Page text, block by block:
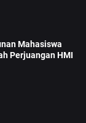
Mahasiswa
Perjuangan HMI